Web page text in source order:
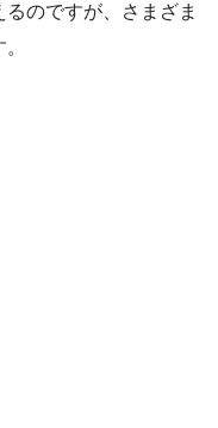
のですが、さまざま